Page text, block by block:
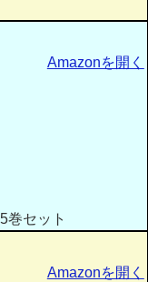
セット
Amazonを開く
Amazonを開く